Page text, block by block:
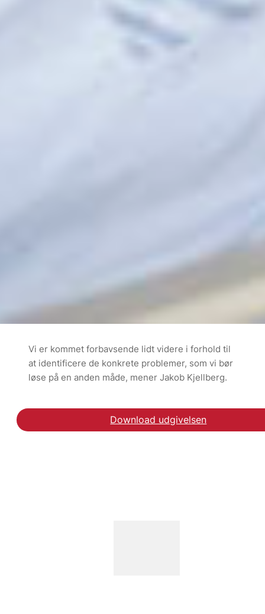
Vi er kommet forbavsende lidt videre i forhold til
at identificere de konkrete problemer, som vi bør
løse på en anden måde, mener Jakob Kjellberg.
Download udgivelsenLæs debatindklægget